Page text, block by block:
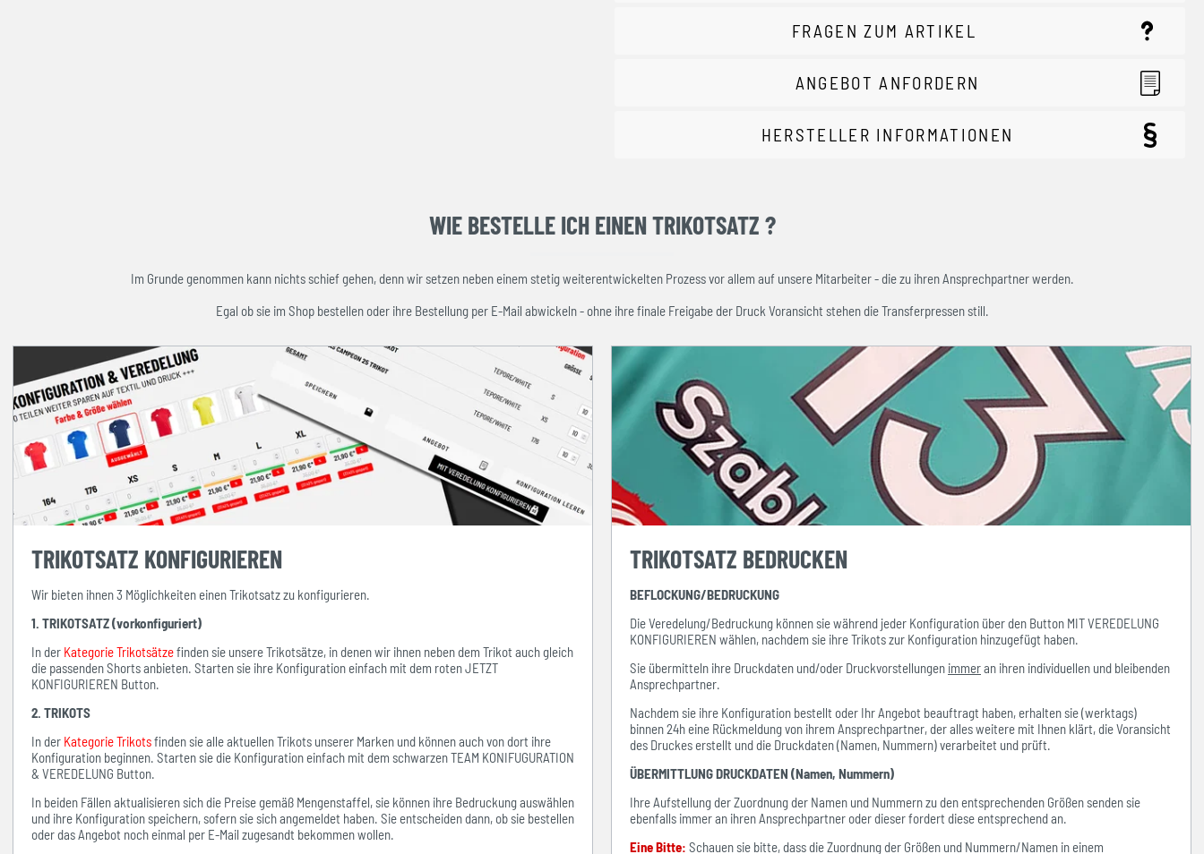
FRAGEN ZUM ARTIKEL
ANGEBOT ANFORDERN
HERSTELLER INFORMATIONEN
WIE BESTELLE ICH EINEN TRIKOTSATZ ?
Im Grunde genommen kann nichts schief gehen, denn wir setzen neben einem stetig weiterentwickelten Prozess vor allem auf unsere Mitarbeiter - die zu ihren Ansprechpartner werden.
Egal ob sie im Shop bestellen oder ihre Bestellung per E-Mail abwickeln - ohne ihre finale Freigabe der Druck Voransicht stehen die Transferpressen still.
TRIKOTSATZ KONFIGURIEREN
Wir bieten ihnen 3 Möglichkeiten einen Trikotsatz zu konfigurieren.
1. TRIKOTSATZ (vorkonfiguriert)
In der Kategorie Trikotsätzefinden sie unsere Trikotsätze, in denen wir ihnen neben dem Trikot auch gleich
die passenden Shorts anbieten. Starten sie ihre Konfiguration einfach mit dem roten JETZT
KONFIGURIEREN Button.
2. TRIKOTS
In der Kategorie Trikotsfinden sie alle aktuellen Trikots unserer Marken und können auch von dort ihre
Konfiguration beginnen. Starten sie die Konfiguration einfach mit dem schwarzen TEAM KONIFUGURATION
& VEREDELUNG Button.
In beiden Fällen aktualisieren sich die Preise gemäß Mengenstaffel, sie können ihre Bedruckung auswählen
und ihre Konfiguration speichern, sofern sie sich angemeldet haben. Sie entscheiden dann, ob sie bestellen
oder das Angebot noch einmal per E-Mail zugesandt bekommen wollen.
TRIKOTSATZ BEDRUCKEN
BEFLOCKUNG/BEDRUCKUNG
Die Veredelung/Bedruckung können sie während jeder Konfiguration über den Button MIT VEREDELUNG
KONFIGURIEREN wählen, nachdem sie ihre Trikots zur Konfiguration hinzugefügt haben.
Sie übermitteln ihre Druckdaten und/oder Druckvorstellungen immeran ihren individuellen und bleibenden
Ansprechpartner.
Nachdem sie ihre Konfiguration bestellt oder Ihr Angebot beauftragt haben, erhalten sie (werktags)
binnen 24h eine Rückmeldung von ihrem Ansprechpartner, der alles weitere mit Ihnen klärt, die Voransicht
des Druckes erstellt und die Druckdaten (Namen, Nummern) verarbeitet und prüft.
ÜBERMITTLUNG DRUCKDATEN (Namen, Nummern)
Ihre Aufstellung der Zuordnung der Namen und Nummern zu den entsprechenden Größen senden sie
ebenfalls immer an ihren Ansprechpartner oder dieser fordert diese entsprechend an.
Eine Bitte: Schauen sie bitte, dass die Zuordnung der Größen und Nummern/Namen in einem